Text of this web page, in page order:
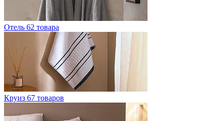
Отель 62 товара
Круиз 67 товаров